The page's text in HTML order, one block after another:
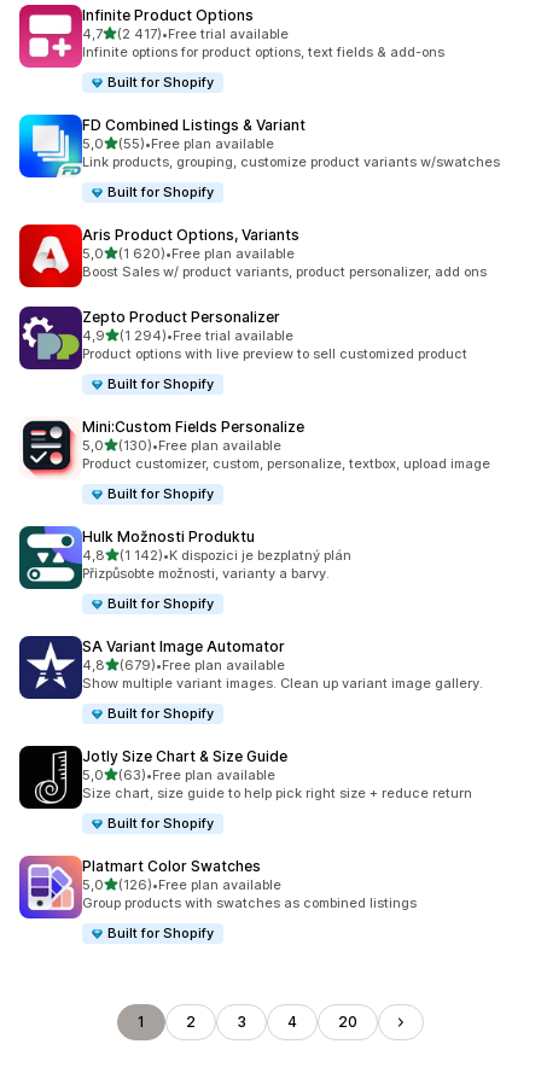
Infinite Product Options
4,7z 5 hvězd
(2 417)
Celkový počet recenzí: 2417
•Free trial available
Infinite options for product options, text fields & add-ons
Built for Shopify
FD Combined Listings & Variant
5,0z 5 hvězd
(55)
Celkový počet recenzí: 55
•Free plan available
Link products, grouping, customize product variants w/swatches
Built for Shopify
Aris Product Options, Variants
5,0z 5 hvězd
(1 620)
Celkový počet recenzí: 1620
•Free plan available
Boost Sales w/ product variants, product personalizer, add ons
Zepto Product Personalizer
4,9z 5 hvězd
(1 294)
Celkový počet recenzí: 1294
•Free trial available
Product options with live preview to sell customized product
Built for Shopify
Mini:Custom Fields Personalize
5,0z 5 hvězd
(130)
Celkový počet recenzí: 130
•Free plan available
Product customizer, custom, personalize, textbox, upload image
Built for Shopify
Hulk Možnosti Produktu
4,8z 5 hvězd
(1 142)
Celkový počet recenzí: 1142
•K dispozici je bezplatný plán
Přizpůsobte možnosti, varianty a barvy.
Built for Shopify
SA Variant Image Automator
4,8z 5 hvězd
(679)
Celkový počet recenzí: 679
•Free plan available
Show multiple variant images. Clean up variant image gallery.
Built for Shopify
Jotly Size Chart & Size Guide
5,0z 5 hvězd
(63)
Celkový počet recenzí: 63
•Free plan available
Size chart, size guide to help pick right size + reduce return
Built for Shopify
Platmart Color Swatches
5,0z 5 hvězd
(126)
Celkový počet recenzí: 126
•Free plan available
Group products with swatches as combined listings
Built for Shopify
1 2 3 4 20